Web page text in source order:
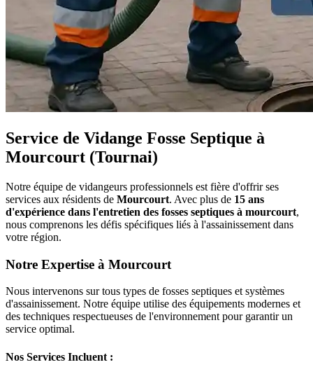
Service de Vidange Fosse Septique à
Mourcourt (Tournai)
Notre équipe de vidangeurs professionnels est fière d'offrir ses
services aux résidents de Mourcourt. Avec plus de 15 ans
d'expérience dans l'entretien des fosses septiques à mourcourt,
nous comprenons les défis spécifiques liés à l'assainissement dans
votre région.
Notre Expertise à Mourcourt
Nous intervenons sur tous types de fosses septiques et systèmes
d'assainissement. Notre équipe utilise des équipements modernes et
des techniques respectueuses de l'environnement pour garantir un
service optimal.
Nos Services Incluent :